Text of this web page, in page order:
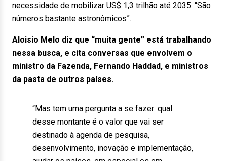
necessidade de mobilizar US$ 1,3 trilhão até 2035. “São
números bastante astronômicos”.
Aloisio Melo diz que “muita gente” está trabalhando
nessa busca, e cita conversas que envolvem o
ministro da Fazenda, Fernando Haddad, e ministros
da pasta de outros países.
“Mas tem uma pergunta a se fazer: qual
desse montante é o valor que vai ser
destinado à agenda de pesquisa,
desenvolvimento, inovação e implementação,